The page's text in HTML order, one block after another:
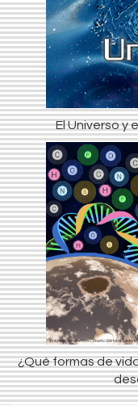
El Universo y
¿Qué formas de